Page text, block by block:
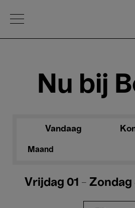
Open Menu
Nu bij
Vandaag
Maand
Vrijdag 01 - Zondag